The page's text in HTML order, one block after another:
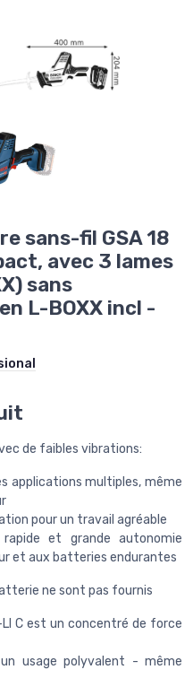
sans-fil GSA 18
avec 3 lames
sans
L-BOXX incl -
de faibles vibrations:
applications multiples, même
pour un travail agréable
et grande autonomie
et aux batteries endurantes
ne sont pas fournis
LI C est un concentré de force
usage polyvalent - même